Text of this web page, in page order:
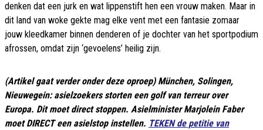
denken dat een jurk en wat lippenstift hen een vrouw maken. Maar in
dit land van woke gekte mag elke vent met een fantasie zomaar
jouw kleedkamer binnen denderen of je dochter van het sportpodium
afrossen, omdat zijn ‘gevoelens’ heilig zijn.
(Artikel gaat verder onder deze oproep) München, Solingen,
Nieuwegein: asielzoekers storten een golf van terreur over
Europa. Dit moet direct stoppen. Asielminister Marjolein Faber
moet DIRECT een asielstop instellen. TEKEN de petitie van